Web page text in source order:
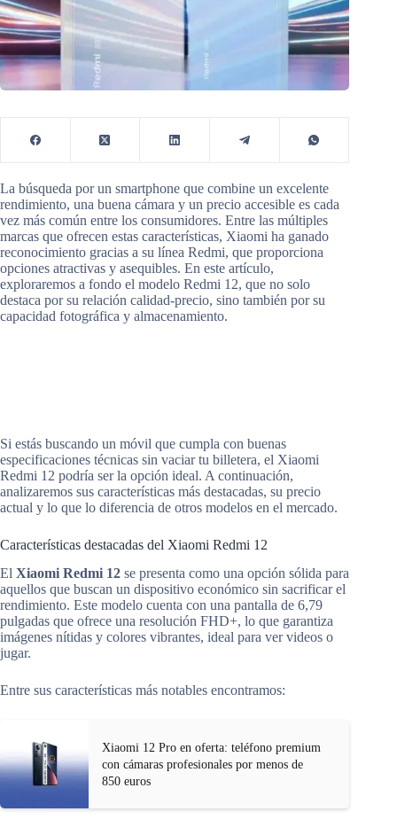
La búsqueda por un smartphone que combine un excelente
rendimiento, una buena cámara y un precio accesible es cada
vez más común entre los consumidores. Entre las múltiples
marcas que ofrecen estas características, Xiaomi ha ganado
reconocimiento gracias a su línea Redmi, que proporciona
opciones atractivas y asequibles. En este artículo,
exploraremos a fondo el modelo Redmi 12, que no solo
destaca por su relación calidad-precio, sino también por su
capacidad fotográfica y almacenamiento.
Si estás buscando un móvil que cumpla con buenas
especificaciones técnicas sin vaciar tu billetera, el Xiaomi
Redmi 12 podría ser la opción ideal. A continuación,
analizaremos sus características más destacadas, su precio
actual y lo que lo diferencia de otros modelos en el mercado.
Características destacadas del Xiaomi Redmi 12
El Xiaomi Redmi 12 se presenta como una opción sólida para
aquellos que buscan un dispositivo económico sin sacrificar el
rendimiento. Este modelo cuenta con una pantalla de 6,79
pulgadas que ofrece una resolución FHD+, lo que garantiza
imágenes nítidas y colores vibrantes, ideal para ver videos o
jugar.
Entre sus características más notables encontramos:
Xiaomi 12 Pro en oferta: teléfono premium
con cámaras profesionales por menos de
850 euros